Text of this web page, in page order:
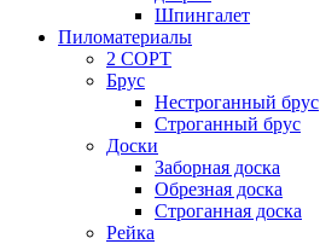
Шпингалет
Пиломатериалы
2 СОРТ
Брус
Нестроганный брус
Строганный брус
Доски
Заборная доска
Обрезная доска
Строганная доска
Рейка